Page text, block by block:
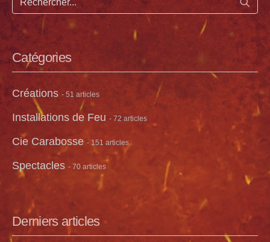
Catégories
Créations - 51 articles
Installations de Feu - 72 articles
Cie Carabosse - 151 articles
Spectacles - 70 articles
Derniers articles